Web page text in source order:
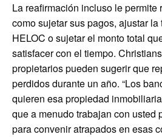
La reafirmación incluso le permite
como sujetar sus pagos, ajustar
HELOC o sujetar el monto total
satisfacer con el tiempo.
propietarios pueden sugerir que
perdidos durante un año. “Los
quieren esa propiedad
que a menudo trabajan con usted
para convenir atrapados en esas